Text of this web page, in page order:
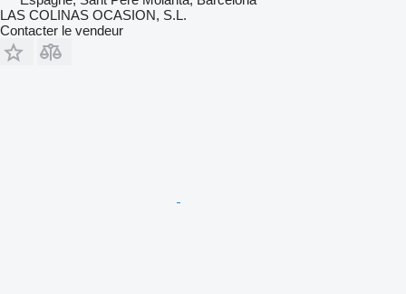
LAS COLINAS OCASION, S.L.
Contacter le vendeur